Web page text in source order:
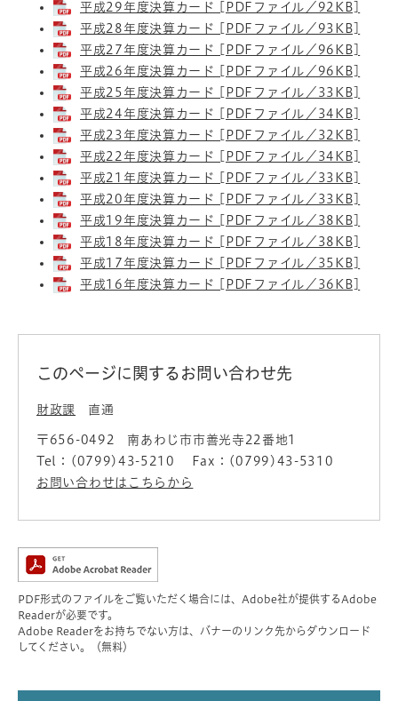
平成29年度決算カード [PDFファイル／92KB]
平成28年度決算カード [PDFファイル／93KB]
平成27年度決算カード [PDFファイル／96KB]
平成26年度決算カード [PDFファイル／96KB]
平成25年度決算カード [PDFファイル／33KB]
平成24年度決算カード [PDFファイル／34KB]
平成23年度決算カード [PDFファイル／32KB]
平成22年度決算カード [PDFファイル／34KB]
平成21年度決算カード [PDFファイル／33KB]
平成20年度決算カード [PDFファイル／33KB]
平成19年度決算カード [PDFファイル／38KB]
平成18年度決算カード [PDFファイル／38KB]
平成17年度決算カード [PDFファイル／35KB]
平成16年度決算カード [PDFファイル／36KB]
このページに関するお問い合わせ先
財政課 直通
〒656-0492
南あわじ市市善光寺22番地1
Tel：(0799)43-5210
Fax：(0799)43-5310
お問い合わせはこちらから
PDF形式のファイルをご覧いただく場合には、Adobe社が提供するAdobe
Readerが必要です。
Adobe Readerをお持ちでない方は、バナーのリンク先からダウンロード
してください。（無料）